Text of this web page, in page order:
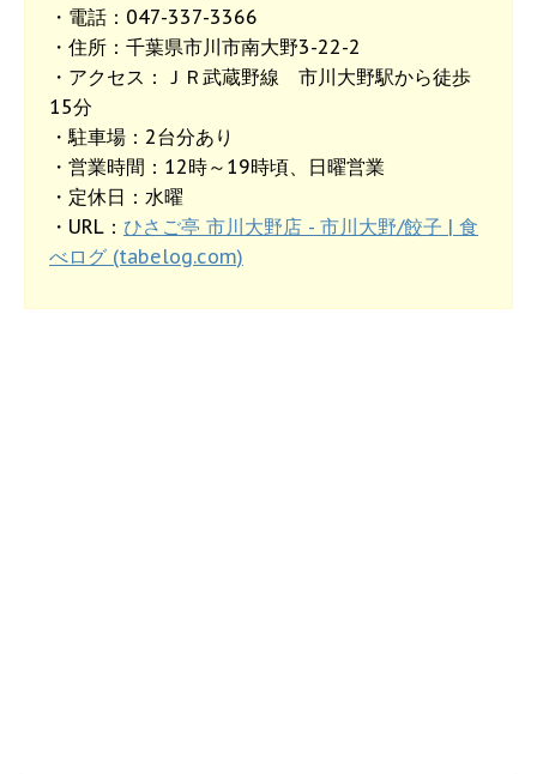
・電話：047-337-3366
・住所：千葉県市川市南大野3-22-2
・アクセス：ＪＲ武蔵野線 市川大野駅から徒歩
15分
・駐車場：2台分あり
・営業時間：12時～19時頃、日曜営業
・定休日：水曜
・URL： ひさご亭 市川大野店 - 市川大野/餃子 | 食
べログ (tabelog.com)